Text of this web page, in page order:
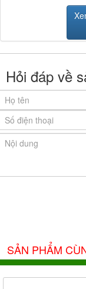
Hỏi đáp về
SẢN PHẨM